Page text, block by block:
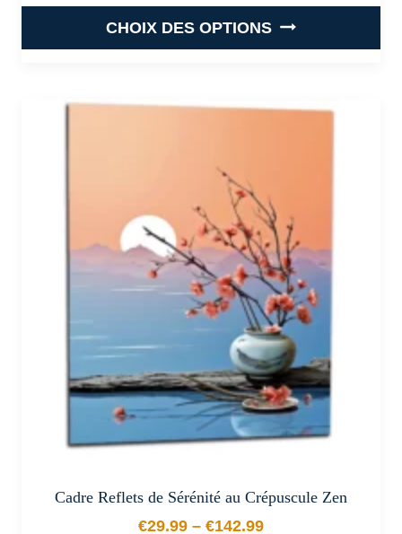
CHOIX DES OPTIONS
a
Les
options
peuvent
être
choisies
sur
page
du
produit
Cadre Reflets de Sérénité au Crépuscule Zen
€29.99 – €142.99